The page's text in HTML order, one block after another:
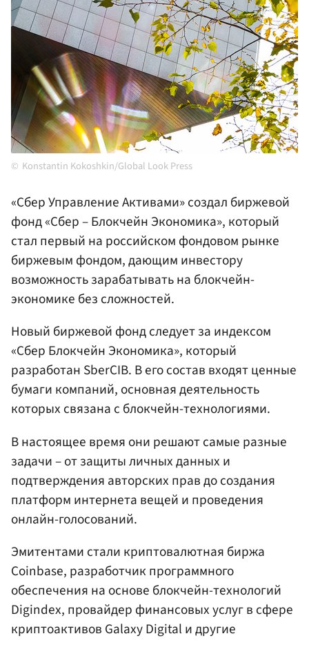
Konstantin Kokoshkin/Global Look Press
«Сбер Управление Активами» создал биржевой
фонд «Сбер – Блокчейн Экономика», который
стал первый на российском фондовом рынке
биржевым фондом, дающим инвестору
возможность зарабатывать на блокчейн-
экономике без сложностей.
Новый биржевой фонд следует за индексом
«Сбер Блокчейн Экономика», который
разработан SberCIB. В его состав входят ценные
бумаги компаний, основная деятельность
которых связана с блокчейн-технологиями.
В настоящее время они решают самые разные
задачи – от защиты личных данных и
подтверждения авторских прав до создания
платформ интернета вещей и проведения
онлайн-голосований.
Эмитентами стали криптовалютная биржа
Coinbase, разработчик программного
обеспечения на основе блокчейн-технологий
Digindex, провайдер финансовых услуг в сфере
криптоактивов Galaxy Digital и другие